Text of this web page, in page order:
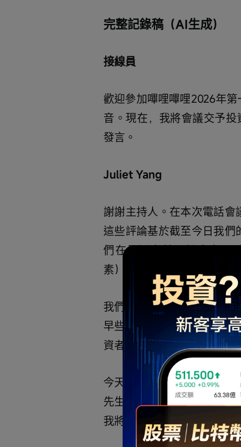
完整記錄稿（AI生成）
接線員
歡迎參加嗶哩嗶哩2026年
音。現在，我將會議交予
發言。
Juliet Yang
謝謝主持人。在本次電話會
這些評論基於截至今日我
們在最近向美國證券交易
素），實際事件或結果可能
我們提供的非GAAP財務指
早些時候發佈的新聞稿。提
資者演示材料及網絡回放將
今天來自嗶哩嗶哩高級管理
先生、董事會副主席兼首席
我將會議交予Chen先生/女士